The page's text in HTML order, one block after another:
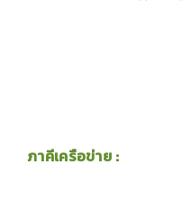
ภาคีเครือข่าย :